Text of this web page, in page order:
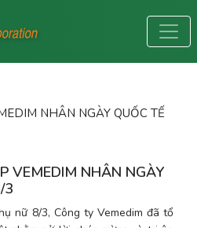
NHÂN NGÀY QUỐC TẾ
VEMEDIM NHÂN NGÀY
3
nữ 8/3, Công ty Vemedim đã tổ